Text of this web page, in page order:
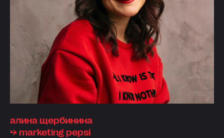
алина щербинина
⮡ marketing pepsi